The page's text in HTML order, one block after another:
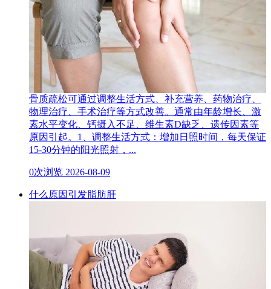
骨质疏松可通过调整生活方式、补充营养、药物治疗、
物理治疗、手术治疗等方式改善。通常由年龄增长、激
素水平变化、钙摄入不足、维生素D缺乏、遗传因素等
原因引起。1、调整生活方式：增加日照时间，每天保证
15-30分钟的阳光照射，...
0次浏览 2026-08-09
什么原因引发脂肪肝